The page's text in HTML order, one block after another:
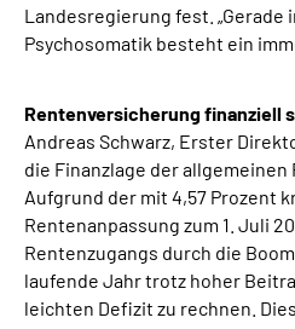
Landesregierung fest. „Gerade
Psychosomatik besteht ein
Rentenversicherung finanziell
Andreas Schwarz, Erster
die Finanzlage der
Aufgrund der mit 4,57 Prozent
Rentenanpassung zum 1. Juli
Rentenzugangs durch die
laufende Jahr trotz hoher
leichten Defizit zu rechnen.